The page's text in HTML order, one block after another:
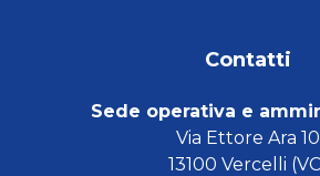
Contatti
Sede operativa e
Via Ettore Ara 10
13100 Vercelli